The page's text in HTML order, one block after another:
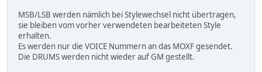
MSB/LSB werden nämlich bei Stylewechsel nicht übertragen,
sie bleiben vom vorher verwendeten bearbeiteten Style
erhalten.
Es werden nur die VOICE Nummern an das MOXF gesendet.
Die DRUMS werden nicht wieder auf GM gestellt.